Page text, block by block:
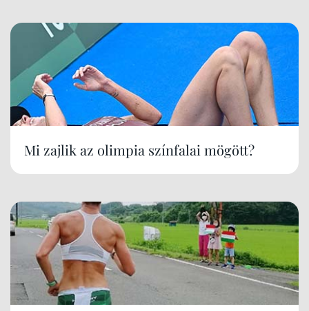
Mi zajlik az olimpia színfalai mögött?